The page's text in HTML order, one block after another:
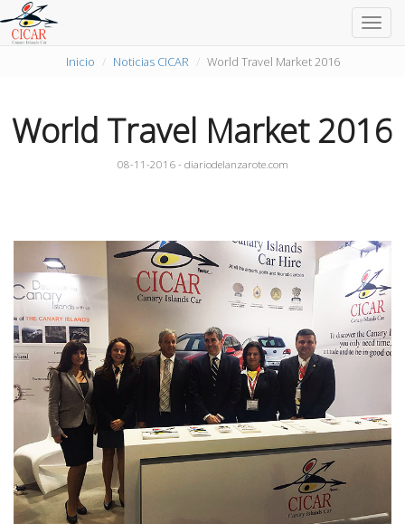
Inicio Noticias CICAR World Travel Market 2016
World Travel Market 2016
08-11-2016 - diariodelanzarote.com